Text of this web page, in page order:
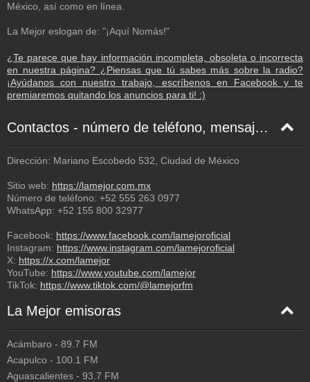
Los Cabos - 128 Kbps
Los Mochis - 128 Kbps
Mazatlán - 128 Kbps
Mérida - 48 Kbps
Mexicali - 48 Kbps
Monterrey - 48 Kbps
Nogales - 48 Kbps
Orlando - 128 Kbps
Piedras Negras - 64 Kbps
Poza Rica - 48 Kbps
Puerto Escondido - 64 Kbps
Puerto Vallarta - 48 Kbps
San Luis Potosí - 128 Kbps
Tampico - 48 Kbps
México, así como en línea.
La Mejor eslogan de: "¡Aquí Nomás!"
¿Te parece que hay información incompleta, obsoleta o incorrecta
en nuestra página? ¿Piensas que tú sabes más sobre la radio?
¡Ayúdanos con nuestro trabajo, escríbenos en Facebook y te
premiaremos quitando los anuncios para ti! :)
Contactos - número de teléfono, mensaje de texto, correo electrónico, Facebook
Dirección: Mariano Escobedo 532, Ciudad de México
Sitio web: https://lamejor.com.mx
Número de teléfono: +52 555 263 0977
WhatsApp: +52 155 800 32977
Facebook: https://www.facebook.com/lamejoroficial
Instagram: https://www.instagram.com/lamejoroficial
X: https://x.com/lamejor
YouTube: https://www.youtube.com/lamejor
TikTok: https://www.tiktok.com/@lamejorfm
La Mejor emisoras
Acámbaro - 89.7 FM
Acapulco - 100.1 FM
Aguascalientes - 93.7 FM